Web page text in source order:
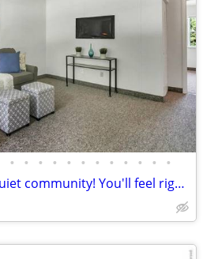
• • • • • • • • • • • •
Relax in our beautiful quiet community! You'll feel right at home